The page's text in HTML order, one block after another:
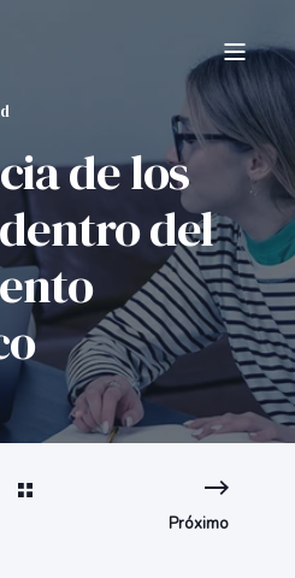
de los
del
Próximo